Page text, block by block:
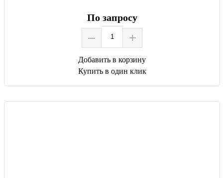
По запросу
– +
Добавить в корзину
Купить в один клик